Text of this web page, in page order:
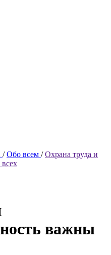
/ Обо всем / Охрана труда и
важны